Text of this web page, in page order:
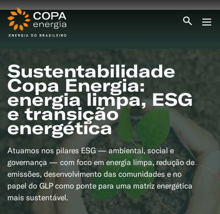
SERVIÇOS
BLOG ENERGIA
ÁREA DO CLIENTE
SEJA CLIENTE
ENCONTRE UMA REVENDA
SEJA REVENDEDOR
#CAMPANHAS
Sustentabilidade
Copa Energia:
energia limpa, ESG
e transição
energética
Atuamos nos pilares ESG — ambiental, social e
governança — com foco em energia limpa, redução de
emissões, desenvolvimento das comunidades e no
papel do GLP como ponte para uma matriz energética
mais sustentável.